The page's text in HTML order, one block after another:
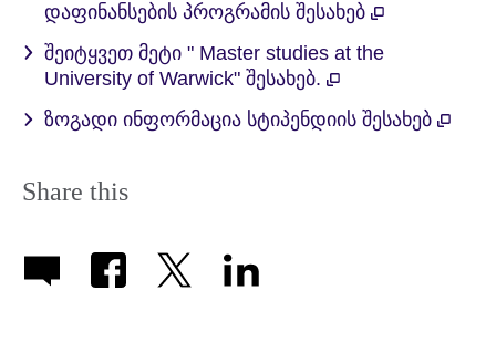
დაფინანსების პროგრამის შესახებ
შეიტყვეთ მეტი " Master studies at the
University of Warwick" შესახებ.
ზოგადი ინფორმაცია სტიპენდიის შესახებ
Share this